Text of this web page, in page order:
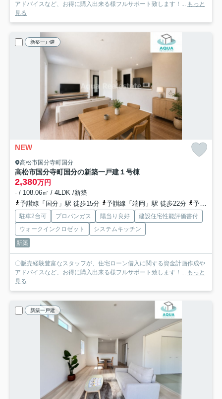
アドバイスなど、お得に購入出来る様フルサポート致します！... もっと
見る
新築一戸建
NEW
高松市国分寺町国分
高松市国分寺町国分の新築一戸建１号棟
2,380万円
- / 108.06㎡ / 4LDK /新築
予讃線「国分」駅 徒歩15分
予讃線「端岡」駅 徒歩22分 予讃線「讃岐府中」駅 徒歩42分
駐車2台可 プロパンガス 陽当り良好
建設住宅性能評価書付
ウォークインクロゼット
システムキッチン
新築
〇販売経験豊富なスタッフが、住宅ローン借入に関する資金計画作成や
アドバイスなど、お得に購入出来る様フルサポート致します！...
もっと
見る
新築一戸建